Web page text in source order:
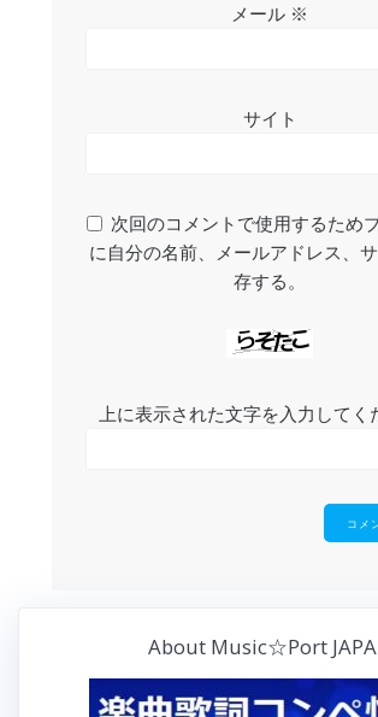
メール ※
サイト
次回のコメントで使用するため
に自分の名前、メールアドレス、
存する。
上に表示された文字を入力してく
About Music☆Port